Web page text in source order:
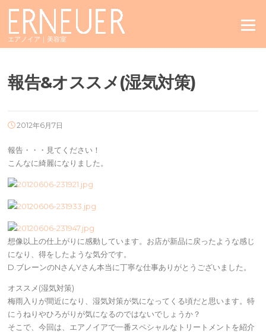
content
エアノイア｜美容室
Menu
報告&オススメ(湿気対策)
2012年6月7日
報告・・・見てください！
こんなに綺麗になりました。
想像以上の仕上がりに感動しています。お店が新品に戻ったような感じ
になり、得をしたような気分です。
D.ブレーンのNさんYさん本当に丁寧な仕事ありがとうございました。
オススメ(湿気対策)
梅雨入りが間近になり、湿気対策が気になってくる頃だと思います。特
にうねりやひろがりが気になるのではないでしょうか？
そこで、今回は、エアノイアで一番スペシャルなトリートメントを紹介